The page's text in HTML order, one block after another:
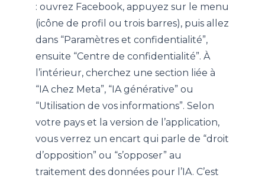
: ouvrez Facebook, appuyez sur le menu
(icône de profil ou trois barres), puis allez
dans “Paramètres et confidentialité”,
ensuite “Centre de confidentialité”. À
l’intérieur, cherchez une section liée à
“IA chez Meta”, “IA générative” ou
“Utilisation de vos informations”. Selon
votre pays et la version de l’application,
vous verrez un encart qui parle de “droit
d’opposition” ou “s’opposer” au
traitement des données pour l’IA. C’est